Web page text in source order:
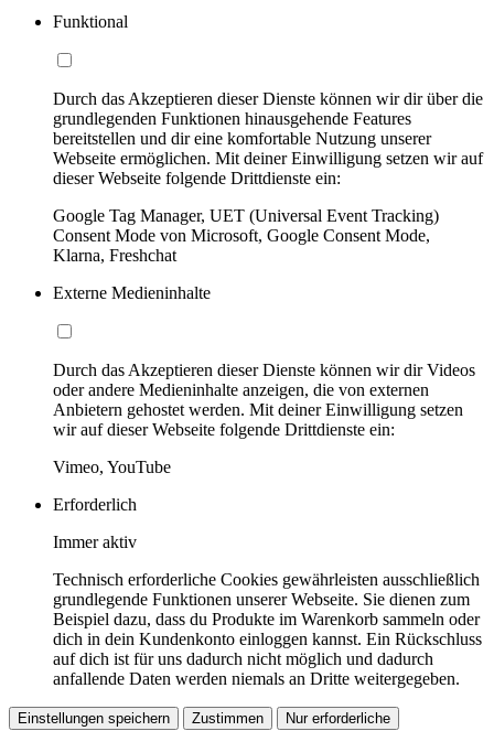
Funktional
Durch das Akzeptieren dieser Dienste können wir dir über die
grundlegenden Funktionen hinausgehende Features
bereitstellen und dir eine komfortable Nutzung unserer
Webseite ermöglichen. Mit deiner Einwilligung setzen wir auf
dieser Webseite folgende Drittdienste ein:
Google Tag Manager, UET (Universal Event Tracking)
Consent Mode von Microsoft, Google Consent Mode,
Klarna, Freshchat
Externe Medieninhalte
Durch das Akzeptieren dieser Dienste können wir dir Videos
oder andere Medieninhalte anzeigen, die von externen
Anbietern gehostet werden. Mit deiner Einwilligung setzen
wir auf dieser Webseite folgende Drittdienste ein:
Vimeo, YouTube
Erforderlich
Immer aktiv
Technisch erforderliche Cookies gewährleisten ausschließlich
grundlegende Funktionen unserer Webseite. Sie dienen zum
Beispiel dazu, dass du Produkte im Warenkorb sammeln oder
dich in dein Kundenkonto einloggen kannst. Ein Rückschluss
auf dich ist für uns dadurch nicht möglich und dadurch
anfallende Daten werden niemals an Dritte weitergegeben.
Einstellungen speichern Zustimmen Nur erforderliche